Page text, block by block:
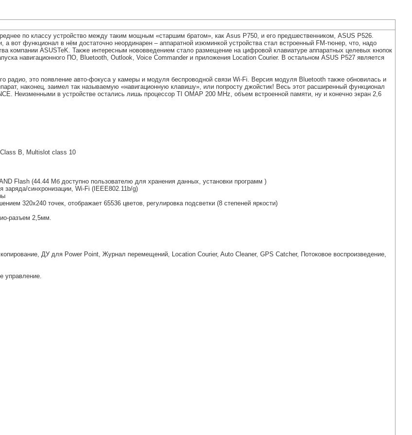
по классу устройство между таким мощным «старшим братом», как Asus P750, и его предшественником, ASUS P526.
вот функционал в нём достаточно неординарен – аппаратной изюминкой устройства стал встроенный FM-тюнер, что, надо
компании ASUSTeK. Также интересным нововведением стало размещение на цифровой клавиатуре аппаратных целевых кнопок
навигационного ПО, Bluetooth, Outlook, Voice Commander и приложения Location Courier. В остальном ASUS P527 является
радио, это появление авто-фокуса у камеры и модуля беспроводной связи Wi-Fi. Версия модуля Bluetooth также обновилась и
наконец, заимел так называемую «навигационную клавишу», или попросту джойстик! Весь этот расширенный функционал
Неизменными в устройстве остались лишь процессор TI OMAP 200 MHz, объем встроенной памяти, ну и конечно экран 2,6
B, Multislot class 10
Flash (44.44 Мб доступно пользователю для хранения данных, установки программ )
синхронизации, Wi-Fi (IEEE802.11b/g)
320х240 точек, отображает 65536 цветов, регулировка подсветки (8 степеней яркости)
разъем 2,5мм.
ДУ для Power Point, Журнал перемещений, Location Courier, Auto Cleaner, GPS Catcher, Потоковое воспроизведение,
управление.